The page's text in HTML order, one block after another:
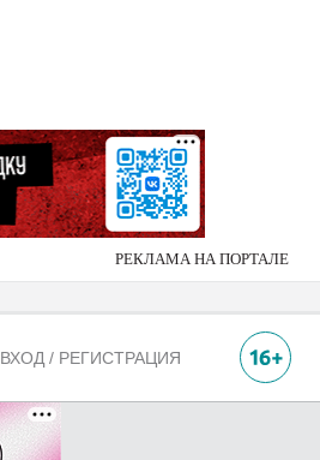
РЕКЛАМА НА ПОРТАЛЕ
ВХОД / РЕГИСТРАЦИЯ